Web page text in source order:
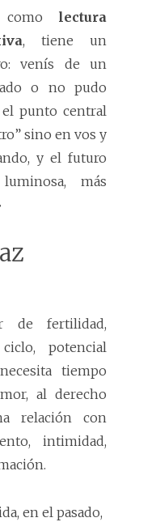
como lectura
, tiene un
venís de un
o no pudo
punto central
sino en vos y
y el futuro
más
de fertilidad,
potencial
tiempo
al derecho
relación con
intimidad,
en el pasado,